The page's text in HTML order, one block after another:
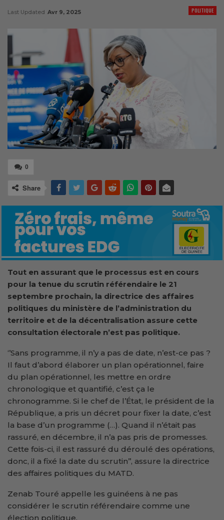
POLITIQUE
Last Updated Avr 9, 2025
0
Share
Tout en assurant que le processus est en cours
pour la tenue du scrutin référendaire le 21
septembre prochain, la directrice des affaires
politiques du ministère de l’administration du
territoire et de la décentralisation assure cette
consultation électorale n’est pas politique.
‘’Sans programme, il n’y a pas de date, n’est-ce pas ?
Il faut d’abord élaborer un plan opérationnel, faire
du plan opérationnel, les mettre en ordre
chronologique et quantifié, c’est ça le
chronogramme. Si le chef de l’État, le président de la
République, a pris un décret pour fixer la date, c’est
la base d’un programme (…). Quand il n’était pas
rassuré, en décembre, il n’a pas pris de promesses.
Cette fois-ci, il est rassuré du déroulé des opérations,
donc, il a fixé la date du scrutin’’, assure la directrice
des affaires politiques du MATD.
Zenab Touré appelle les guinéens à ne pas
considérer le scrutin référendaire comme une
élection politique.